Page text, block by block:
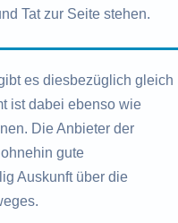
Tat zur Seite stehen.
es diesbezüglich gleich
ist dabei ebenso wie
Die Anbieter der
gute
Auskunft über die